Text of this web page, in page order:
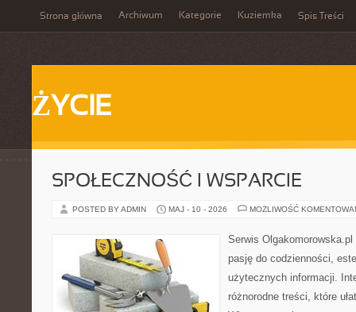
Strona główna Archiwum Kategorie Kuziemka Spis Treści
ŻYCIE
SPOŁECZNOŚĆ I WSPARCIE
POSTED BY ADMIN MAJ - 10 - 2026 MOŻLIWOŚĆ
Serwis
pasję do codzienności,
użytecznych informacji.
różnorodne treści, które